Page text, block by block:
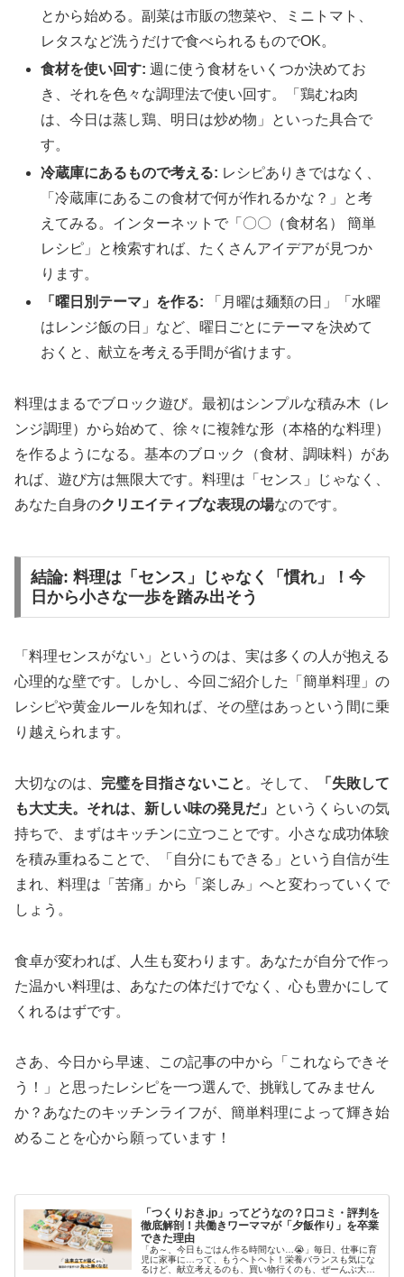
とから始める。副菜は市販の惣菜や、ミニトマト、
レタスなど洗うだけで食べられるものでOK。
食材を使い回す: 週に使う食材をいくつか決めてお
き、それを色々な調理法で使い回す。「鶏むね肉
は、今日は蒸し鶏、明日は炒め物」といった具合で
す。
冷蔵庫にあるもので考える: レシピありきではなく、
「冷蔵庫にあるこの食材で何が作れるかな？」と考
えてみる。インターネットで「〇〇（食材名） 簡単
レシピ」と検索すれば、たくさんアイデアが見つか
ります。
「曜日別テーマ」を作る: 「月曜は麺類の日」「水曜
はレンジ飯の日」など、曜日ごとにテーマを決めて
おくと、献立を考える手間が省けます。
料理はまるでブロック遊び。最初はシンプルな積み木（レ
ンジ調理）から始めて、徐々に複雑な形（本格的な料理）
を作るようになる。基本のブロック（食材、調味料）があ
れば、遊び方は無限大です。料理は「センス」じゃなく、
あなた自身のクリエイティブな表現の場なのです。
結論: 料理は「センス」じゃなく「慣れ」！今
日から小さな一歩を踏み出そう
「料理センスがない」というのは、実は多くの人が抱える
心理的な壁です。しかし、今回ご紹介した「簡単料理」の
レシピや黄金ルールを知れば、その壁はあっという間に乗
り越えられます。
大切なのは、 完璧を目指さないこと 。そして、
「失敗して
も大丈夫。それは、新しい味の発見だ」
というくらいの気
持ちで、まずはキッチンに立つことです。小さな成功体験
を積み重ねることで、「自分にもできる」という自信が生
まれ、料理は「苦痛」から「楽しみ」へと変わっていくで
しょう。
食卓が変われば、人生も変わります。あなたが自分で作っ
た温かい料理は、あなたの体だけでなく、心も豊かにして
くれるはずです。
さあ、今日から早速、この記事の中から「これならできそ
う！」と思ったレシピを一つ選んで、挑戦してみません
か？あなたのキッチンライフが、簡単料理によって輝き始
めることを心から願っています！
「つくりおき.jp」ってどうなの？口コミ・評判を
徹底解剖！共働きワーママが「夕飯作り」を卒業
できた理由
「あ～、今日もごはん作る時間ない…😭」毎日、仕事に育
児に家事に…って、もうヘトヘト！栄養バランスも気にな
るけど、献立考えるのも、買い物行くのも、ぜーんぶ大